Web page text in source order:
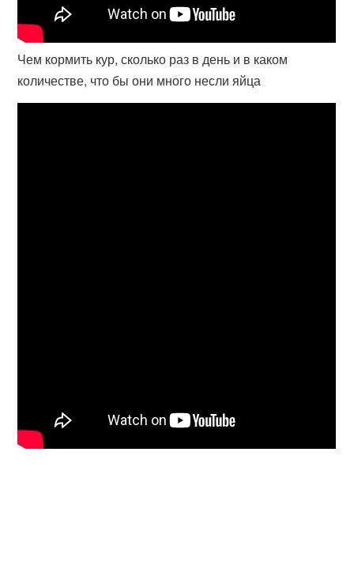
Чем кормить кур, сколько раз в день и в каком
количестве, что бы они много несли яйца